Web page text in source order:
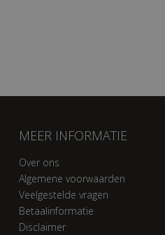
MEER INFORMATIE
Over ons
Algemene voorwaarden
Veelgestelde vragen
Betaalinformatie
Disclaimer